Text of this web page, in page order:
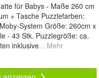
für Babys - Maße 260 cm
+ Tasche Puzzlefarben:
System Größe: 260cm x
- 43 Stk. Puzzlegröße: ca.
inklusive... Mehr